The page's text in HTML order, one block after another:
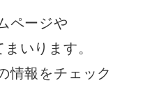
ページや
いります。
情報をチェック